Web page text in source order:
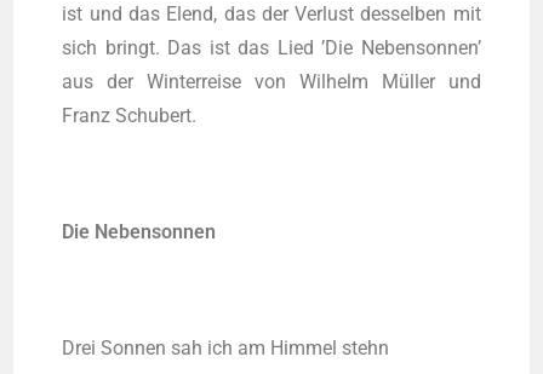
ist und das Elend, das der Ver­lust des­sel­ben mit
sich bringt. Das ist das Lied ’Die Neben­son­nen’
aus der Win­ter­rei­se von Wil­helm Müller und
Franz Schubert.
Die Neben­son­nen
Drei Son­nen sah ich am Him­mel stehn